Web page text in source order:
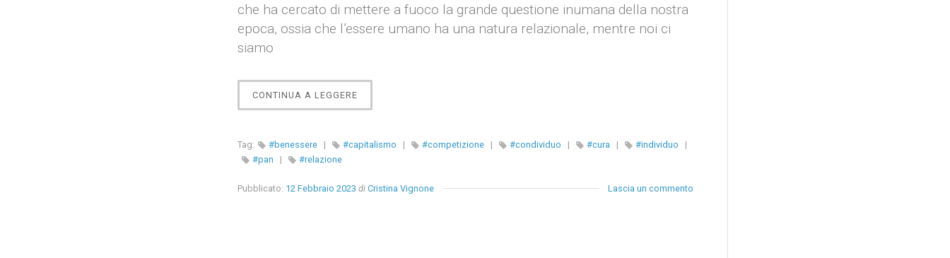
che ha cercato di mettere a fuoco la grande questione inumana della nostra
epoca, ossia che l’essere umano ha una natura relazionale, mentre noi ci
siamo
CONTINUA A LEGGERE
COME
Tag: #benessere | #capitalismo | #competizione | #condividuo | #cura | #individuo
|
#pan
| #relazione
Pubblicato: 12 Febbraio 2023 di Cristina Vignone Lascia un commento